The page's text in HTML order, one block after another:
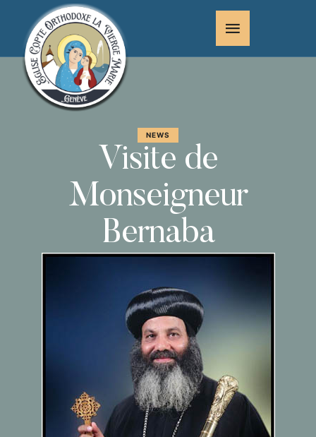
NEWS
Visite de
Monseigneur
Bernaba